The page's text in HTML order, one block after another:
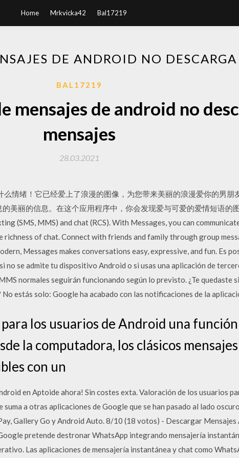
Home Mrkvicka42 Bal17219
DE ANDROID NO DESCARGA
BAL17219
mensajes de android no
mensajes
28.03.2021
情绪！它已经爱上了浪漫的图像，为您带来美丽的浪漫爱你的男朋
美丽的信息。在这个应用程序中，你会发现爱与可爱的爱情短语的
(SMS, MMS) and chat (RCS). With Messages, you can
of chat. Connect with friends and family through group
Messages makes conversations easy, expressive, and fun. Es
no se admite tu dispositivo Android o si usas una aplicación de
normales seguirán funcionando según lo previsto. ¿Te quedaste
estás solo: Google ha acabado con las notificaciones de la
los usuarios de Android una
la computadora, los clásicos
con un
en Aptoide ahora! Sin costes exta. Valoración de los usuarios
a otras aplicaciones de Google que se han pasado al lado
Gallery Go y Android Auto. 8/10 (18 votos) - Descargar Mensajes
pretende destronar WhatsApp integrando mensajería
Las aplicaciones de mensajería instantánea y chat como